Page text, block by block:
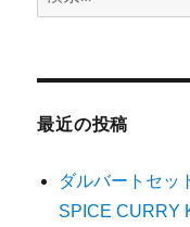
索:
最近の投稿
ダルバートセッ
SPICE CURRY